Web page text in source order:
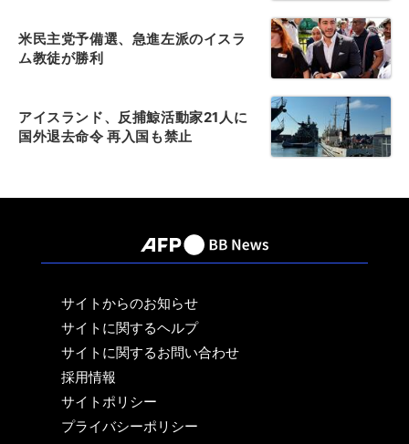
米民主党予備選、急進左派のイスラ
ム教徒が勝利
アイスランド、反捕鯨活動家21人に
国外退去命令 再入国も禁止
サイトからのお知らせ
サイトに関するヘルプ
サイトに関するお問い合わせ
採用情報
サイトポリシー
プライバシーポリシー